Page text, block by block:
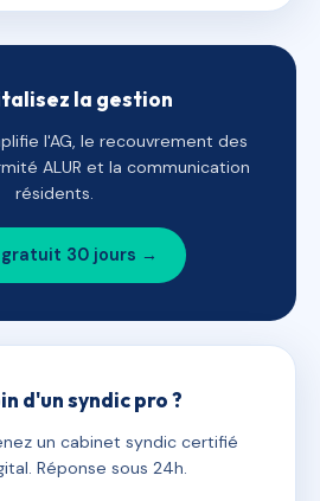
la gestion
l'AG, le recouvrement des
ALUR et la communication
résidents.
gratuit 30 jours →
d'un syndic pro ?
un cabinet syndic certifié
Réponse sous 24h.